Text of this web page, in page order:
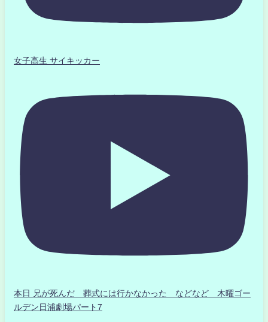
女子高生 サイキッカー
本日 兄が死んだ 葬式には行かなかった などなど 木曜ゴー
ルデン日浦劇場パート7